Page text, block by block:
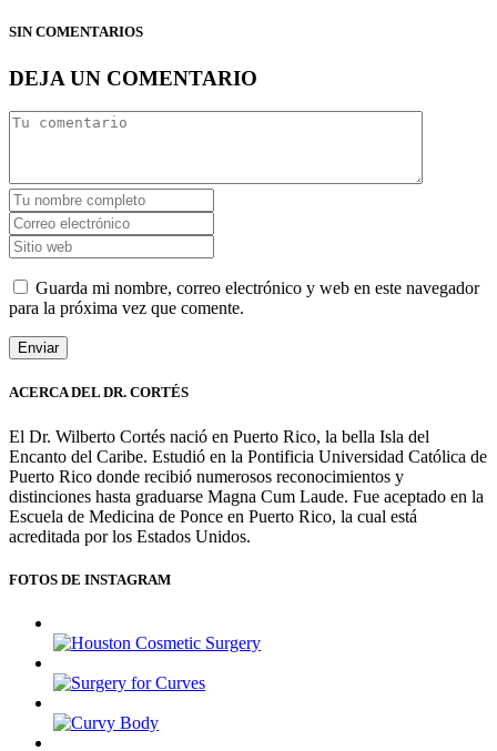
SIN COMENTARIOS
DEJA UN COMENTARIO
Guarda mi nombre, correo electrónico y web en este navegador
para la próxima vez que comente.
ACERCA DEL DR. CORTÉS
El Dr. Wilberto Cortés nació en Puerto Rico, la bella Isla del
Encanto del Caribe. Estudió en la Pontificia Universidad Católica de
Puerto Rico donde recibió numerosos reconocimientos y
distinciones hasta graduarse Magna Cum Laude. Fue aceptado en la
Escuela de Medicina de Ponce en Puerto Rico, la cual está
acreditada por los Estados Unidos.
FOTOS DE INSTAGRAM